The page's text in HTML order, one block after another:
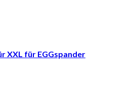
XXL für EGGspander